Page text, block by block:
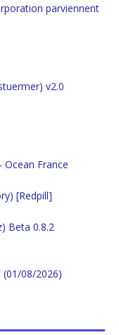
parviennent
v2.0
France
[Redpill]
Beta 0.8.2
(01/08/2026)